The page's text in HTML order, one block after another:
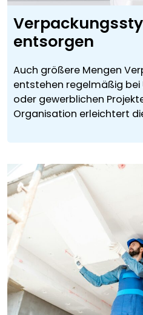
entsorgen
Auch größere Mengen
entstehen regelmäßig bei
oder gewerblichen
Organisation erleichtert